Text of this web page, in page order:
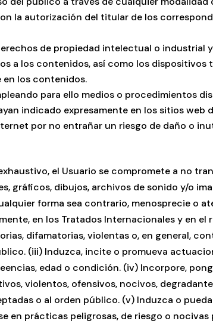
la autorización del titular de los
de propiedad intelectual o industrial
a los contenidos, así como los
en los contenidos.
para ello medios o procedimientos
indicado expresamente en los sitios web
por no entrañar un riesgo de daño o
el Usuario se compromete a no
gráficos, dibujos, archivos de sonido y/o
forma sea contrario, menosprecie o
en los Tratados Internacionales y en el
difamatorias, violentas o, en general,
(iii) Induzca, incite o promueva
edad o condición. (iv) Incorpore,
violentos, ofensivos, nocivos,
o al orden público. (v) Induzca o
en prácticas peligrosas, de riesgo o